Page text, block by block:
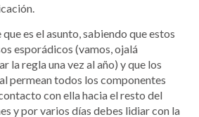
es el asunto, sabiendo que estos
esporádicos (vamos, ojalá
la regla una vez al año) y que los
permean todos los componentes
con ella hacia el resto del
y por varios días debes lidiar con la